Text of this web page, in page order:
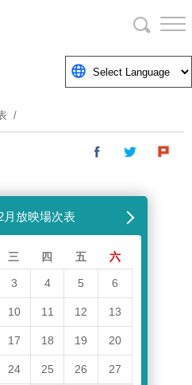
月放映場次表下個月
三 四 五 六
3 4 5 6
10 11 12 13
17 18 19 20
24 25 26 27